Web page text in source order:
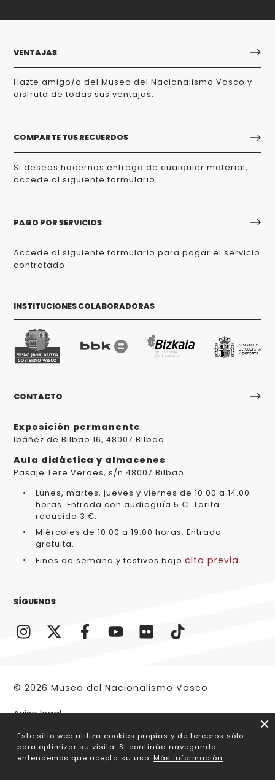
VENTAJAS
Hazte amigo/a del Museo del Nacionalismo Vasco y
disfruta de todas sus ventajas.
COMPARTE TUS RECUERDOS
Si deseas hacernos entrega de cualquier material,
accede al siguiente formulario.
PAGO POR SERVICIOS
Accede al siguiente formulario para pagar el servicio
contratado.
INSTITUCIONES COLABORADORAS
CONTACTO
Exposición permanente
Ibáñez de Bilbao 16, 48007 Bilbao
Aula didáctica y almacenes
Pasaje Tere Verdes, s/n 48007 Bilbao
Lunes, martes, jueves y viernes de 10:00 a 14.00
horas. Entrada con audioguía 5 €. Tarifa
reducida 3 €.
Miércoles de 10:00 a 19:00 horas. Entrada
gratuita.
Fines de semana y festivos bajo cita previa.
SÍGUENOS
© 2026 Museo del Nacionalismo Vasco
Aviso legal
Este sitio web utiliza cookies propias y de terceros sólo
para optimizar su visita. Si continúa navegando
entendemos que acepta su uso. Más información